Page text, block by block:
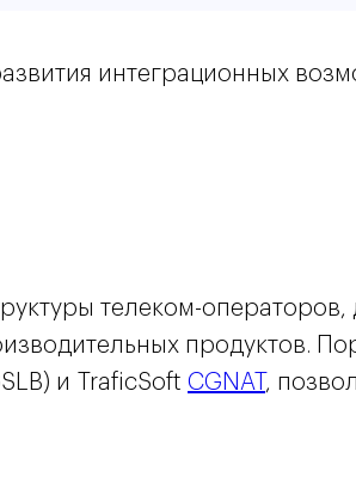
интеграционных
телеком-операторов,
продуктов.
и TraficSoft CGNAT ,